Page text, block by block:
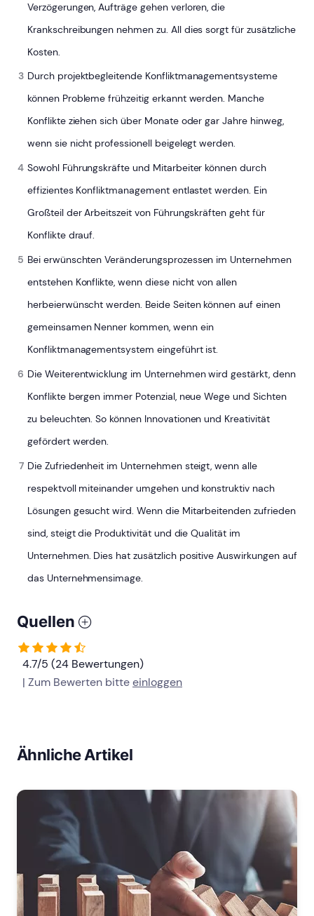
Verzögerungen, Aufträge gehen verloren, die
Krankschreibungen nehmen zu. All dies sorgt für zusätzliche
Kosten.
Durch projektbegleitende Konfliktmanagementsysteme
können Probleme frühzeitig erkannt werden. Manche
Konflikte ziehen sich über Monate oder gar Jahre hinweg,
wenn sie nicht professionell beigelegt werden.
Sowohl Führungskräfte und Mitarbeiter können durch
effizientes Konfliktmanagement entlastet werden. Ein
Großteil der Arbeitszeit von Führungskräften geht für
Konflikte drauf.
Bei erwünschten Veränderungsprozessen im Unternehmen
entstehen Konflikte, wenn diese nicht von allen
herbeierwünscht werden. Beide Seiten können auf einen
gemeinsamen Nenner kommen, wenn ein
Konfliktmanagementsystem eingeführt ist.
Die Weiterentwicklung im Unternehmen wird gestärkt, denn
Konflikte bergen immer Potenzial, neue Wege und Sichten
zu beleuchten. So können Innovationen und Kreativität
gefördert werden.
Die Zufriedenheit im Unternehmen steigt, wenn alle
respektvoll miteinander umgehen und konstruktiv nach
Lösungen gesucht wird. Wenn die Mitarbeitenden zufrieden
sind, steigt die Produktivität und die Qualität im
Unternehmen. Dies hat zusätzlich positive Auswirkungen auf
das Unternehmensimage.
Quellen
4.7/5 (24 Bewertungen)
| Zum Bewerten bitteeinloggen
Ähnliche Artikel